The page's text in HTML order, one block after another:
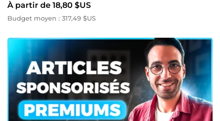
À partir de 18,80 $US
Budget moyen : 317,49 $US